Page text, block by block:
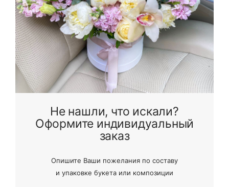
Не нашли, что искали?
Оформите индивидуальный
заказ
Опишите Ваши пожелания по составу
и упаковке букета или композиции